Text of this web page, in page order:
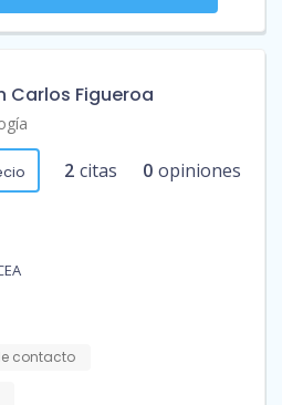
Carlos Figueroa
2 citas 0 opiniones
contacto